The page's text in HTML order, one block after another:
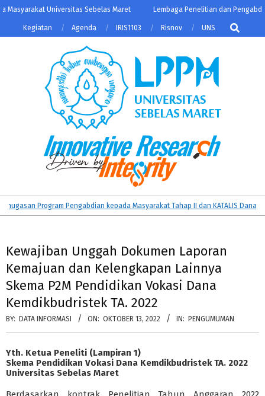
Skip
content
Universitas Sebelas Maret Lembaga Penelitian dan
Kegiatan Agenda IRIS1103 Risnov UNS
Search
LPPM
UNS
Primary
Navigation
Program Pengabdian kepada Masyarakat Tahap II dan KATALIS Dana
Kewajiban Unggah Dokumen Laporan
Kemajuan dan Kelengkapan Lainnya
Skema P2M Pendidikan Vokasi Dana
Kemdikbudristek TA. 2022
BY: DATA INFORMASI ON: OKTOBER 13, 2022 IN: PENGUMUMAN
Yth. Ketua Peneliti (Lampiran 1)
Skema Pendidikan Vokasi Dana Kemdikbudristek TA. 2022
Universitas Sebelas Maret